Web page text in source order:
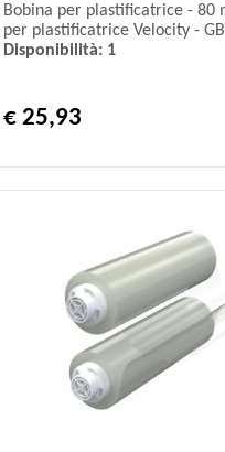
Bobina per plastificatrice - 80
per plastificatrice Velocity -
Disponibilità: 1
€ 25,93